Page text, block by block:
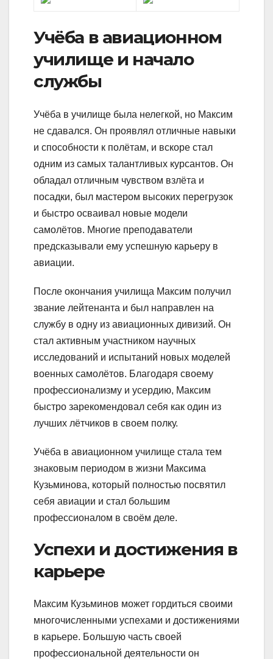
Учёба в авиационном
училище и начало
службы
Учёба в училище была нелегкой, но Максим
не сдавался. Он проявлял отличные навыки
и способности к полётам, и вскоре стал
одним из самых талантливых курсантов. Он
обладал отличным чувством взлёта и
посадки, был мастером высоких перегрузок
и быстро осваивал новые модели
самолётов. Многие преподаватели
предсказывали ему успешную карьеру в
авиации.
После окончания училища Максим получил
звание лейтенанта и был направлен на
службу в одну из авиационных дивизий. Он
стал активным участником научных
исследований и испытаний новых моделей
военных самолётов. Благодаря своему
профессионализму и усердию, Максим
быстро зарекомендовал себя как один из
лучших лётчиков в своем полку.
Учёба в авиационном училище стала тем
знаковым периодом в жизни Максима
Кузьминова, который полностью посвятил
себя авиации и стал большим
профессионалом в своём деле.
Успехи и достижения в
карьере
Максим Кузьминов может гордиться своими
многочисленными успехами и достижениями
в карьере. Большую часть своей
профессиональной деятельности он